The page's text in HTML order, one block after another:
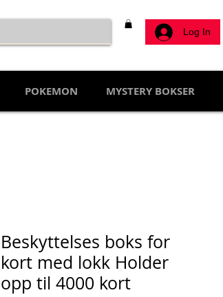
Log In
POKEMON MYSTERY BOKSER
Beskyttelses boks for
kort med lokk Holder
opp til 4000 kort